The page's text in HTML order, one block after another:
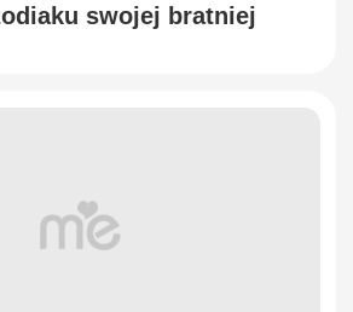
swojej bratniej